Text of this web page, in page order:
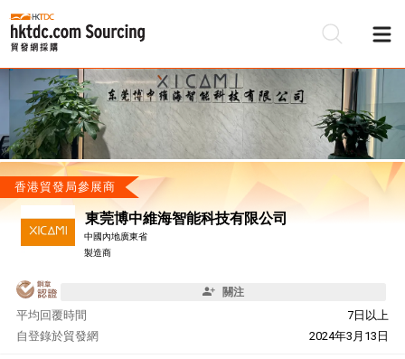
香港貿發局參展商
東莞博中維海智能科技有限公司
中國內地廣東省
製造商
關注
平均回覆時間
7日以上
自
2024年3月13日
登錄於貿發網